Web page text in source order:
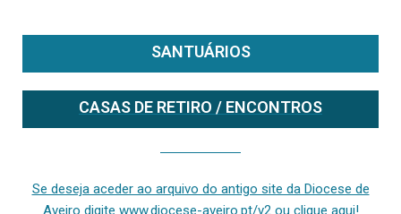
SANTUÁRIOS
CASAS DE RETIRO / ENCONTROS
Se deseja aceder ao arquivo do antigo site da Diocese de
Aveiro digite www.diocese-aveiro.pt/v2 ou clique aqui!